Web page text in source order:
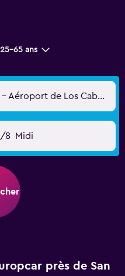
25-65 ans
San Jose Cabo, Mexique - Aéroport de Los Cabos (San Jose del Cabo) (SJD)
8 Midi
près de San